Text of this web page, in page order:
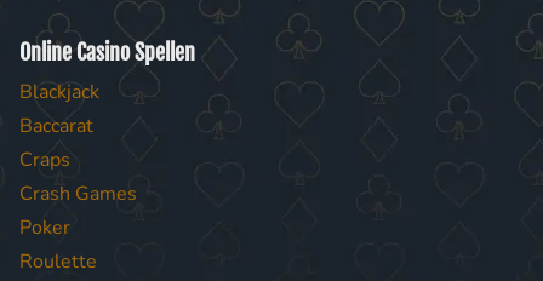
Online Casino Spellen
Blackjack
Baccarat
Craps
Crash Games
Poker
Roulette